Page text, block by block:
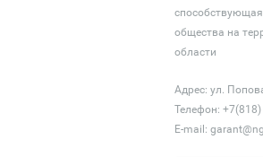
общества на
области
Адрес: ул.
Телефон: +7(818)
E-mail: